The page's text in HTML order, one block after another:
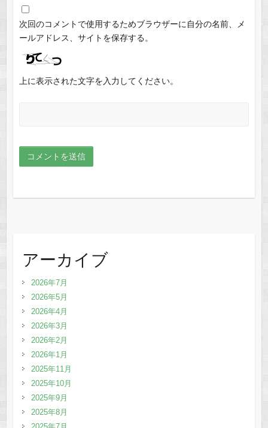
次回のコメントで使用するためブラウザーに自分の名前、メ
ールアドレス、サイトを保存する。
上に表示された文字を入力してください。
アーカイブ
2026年7月
2026年5月
2026年4月
2026年3月
2026年2月
2026年1月
2025年11月
2025年10月
2025年9月
2025年8月